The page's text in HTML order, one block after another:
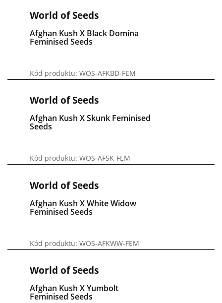
World of Seeds
Afghan Kush X Black Domina
Feminised Seeds
Kód produktu: WOS-AFKBD-FEM
World of Seeds
Afghan Kush X Skunk Feminised
Seeds
Kód produktu: WOS-AFSK-FEM
World of Seeds
Afghan Kush X White Widow
Feminised Seeds
Kód produktu: WOS-AFKWW-FEM
World of Seeds
Afghan Kush X Yumbolt
Feminised Seeds